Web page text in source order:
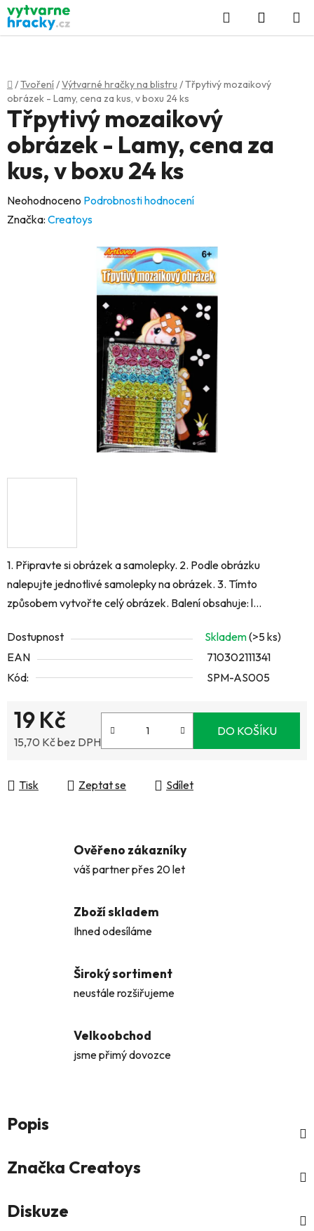
Přejít
na
obsah
Hledat
KOŠÍK
Domů
/Tvoření/Výtvarné hračky na blistru /Třpytivý mozaikový
obrázek - Lamy, cena za kus, v boxu 24 ks
1. Připravte si obrázek a samolepky. 2. Podle obrázku
nalepujte jednotlivé samolepky na obrázek. 3. Tímto
způsobem vytvořte celý obrázek. Balení obsahuje: l...
Dostupnost Skladem(>5 ks)
EAN
710302111341
Kód:
SPM-AS005
19 Kč
15,70 Kč bez DPH
DO KOŠÍKU
Tisk Zeptat se Sdílet
Třpytivý mozaikový
obrázek - Lamy, cena za
kus, v boxu 24 ks
Průměrné
hodnocení
Neohodnoceno Podrobnosti hodnocení
Značka: Creatoys
Ověřeno zákazníky
váš partner přes 20 let
Zboží skladem
Ihned odesíláme
Široký sortiment
neustále rozšiřujeme
Velkoobchod
jsme přimý dovozce
Popis
Značka Creatoys
Diskuze